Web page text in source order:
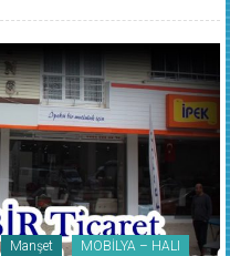
Manşet MOBİLYA – HALI